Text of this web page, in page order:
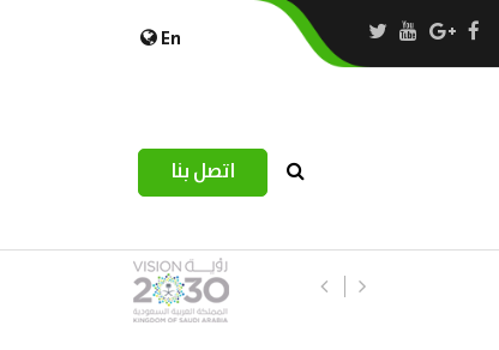
En
اتصل بنا
استبيان مرصد التحديات اللوجستية